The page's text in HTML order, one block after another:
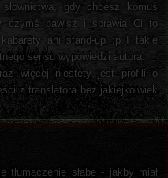
gdy chcesz komuś
czymś bawisz i sprawia Ci to
ani stand-up ;p I takie
sensu wypowiedzi autora.
więcej niestety jest profili o
z translatora bez jakiejkolwiek
tłumaczenie słabe - jakby miał